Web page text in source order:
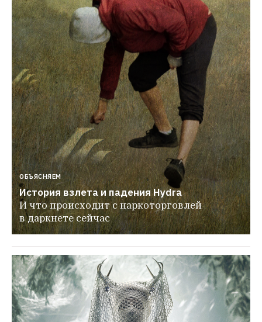
ОБЪЯСНЯЕМ
История взлета и падения Hydra
И что происходит с наркоторговлей
в даркнете сейчас